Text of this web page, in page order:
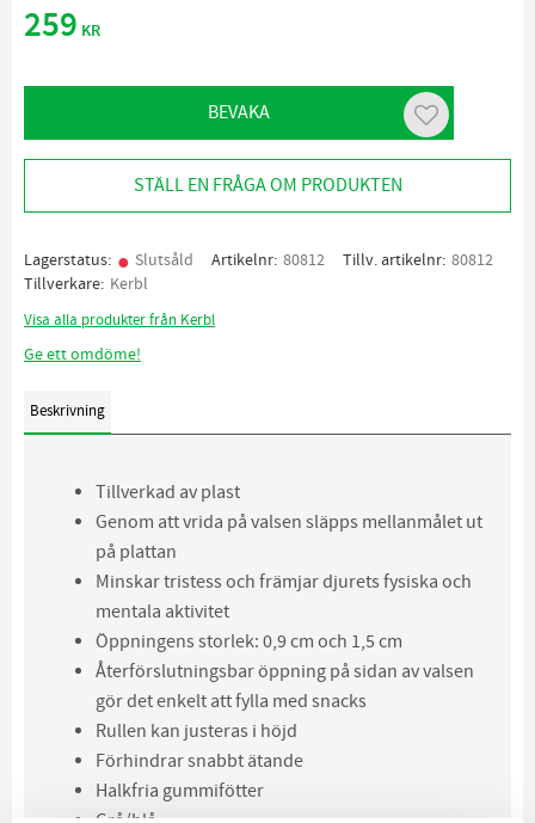
259 KR
Lägg till i
BEVAKA
STÄLL EN FRÅGA OM PRODUKTEN
Lagerstatus Slutsåld Artikelnr 80812 Tillv. artikelnr 80812
Tillverkare Kerbl
Visa alla produkter från Kerbl
Ge ett omdöme!
Beskrivning
Tillverkad av plast
Genom att vrida på valsen släpps mellanmålet ut
på plattan
Minskar tristess och främjar djurets fysiska och
mentala aktivitet
Öppningens storlek: 0,9 cm och 1,5 cm
Återförslutningsbar öppning på sidan av valsen
gör det enkelt att fylla med snacks
Rullen kan justeras i höjd
Förhindrar snabbt ätande
Halkfria gummifötter